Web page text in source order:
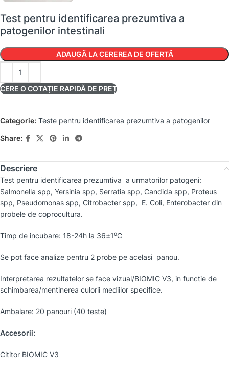
Test pentru identificarea prezumtiva a
patogenilor intestinali
ADAUGĂ LA CEREREA DE OFERTĂ
CERE O COTAȚIE RAPIDĂ DE PREȚ
Categorie: Teste pentru identificarea prezumtiva a patogenilor
Share:
Descriere
Test pentru identificarea prezumtiva a urmatorilor patogeni:
Salmonella spp, Yersinia spp, Serratia spp, Candida spp, Proteus
spp, Pseudomonas spp, Citrobacter spp, E. Coli, Enterobacter din
probele de coprocultura.
Timp de incubare: 18-24h la 36±1⁰C
Se pot face analize pentru 2 probe pe acelasi panou.
Interpretarea rezultatelor se face vizual/BIOMIC V3, in functie de
schimbarea/mentinerea culorii mediilor specifice.
Ambalare: 20 panouri (40 teste)
Accesorii:
Cititor BIOMIC V3